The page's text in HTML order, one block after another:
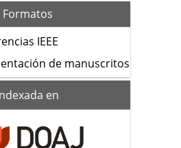
Formatos
IEEE
de manuscritos
en